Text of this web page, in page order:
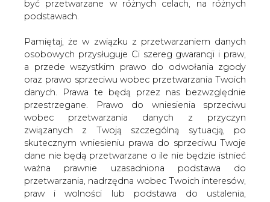
osobowych przysługuje Ci szereg gwarancji i praw,
a przede wszystkim prawo do odwołania zgody
danych. Prawa te będą przez nas bezwzględnie
przestrzegane. Prawo do wniesienia sprzeciwu
wobec przetwarzania danych z przyczyn
związanych z Twoją szczególną sytuacją, po
skutecznym wniesieniu prawa do sprzeciwu Twoje
dane nie będą przetwarzane o ile nie będzie istnieć
ważna prawnie uzasadniona podstawa do
przetwarzania, nadrzędna wobec Twoich interesów,
praw i wolności lub podstawa do ustalenia,
dochodzenia lub obrony roszczeń. Twoje dane nie
będą przetwarzane w celu marketingu własnego
po zgłoszeniu sprzeciwu. Jeżeli więc nie zgadzasz
się z naszą oceną niezbędności przetwarzania
Wprowadzenie kar za sprzedaż tzw.
kopciuchów, a także zakaz
sprowadzania do Polski kotłów
niespełniających ekologicznych norm -
przewidują przepisy ustawy, które w
środę uchwalił Sejm. Ustawa przewiduje
ponadto obligo przyłączania się do sieci
ciepłowniczej.
Za uchwaleniem noweli Prawa ochrony środowiska oraz
niektórych innych ustaw głosowało 414 posłów, dwóch
było przeciw, a jeden wstrzymał się od głosu. Teraz
nowela trafi pod obrady Senatu.